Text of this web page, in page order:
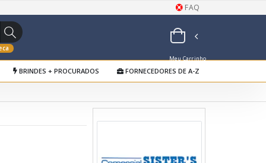
FAQ
Meu Carrinho
de Orçamentos
BRINDES + PROCURADOS FORNECEDORES DE A-Z